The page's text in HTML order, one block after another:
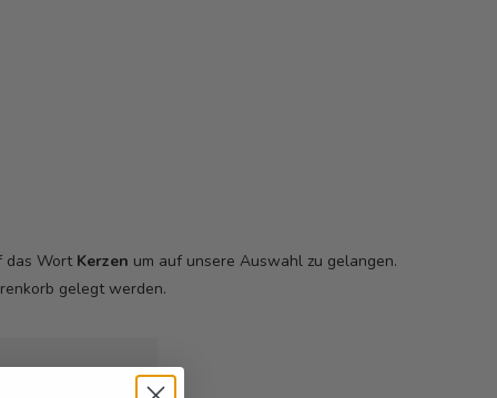
das Wort Kerzen um auf unsere Auswahl zu gelangen.
gelegt werden.